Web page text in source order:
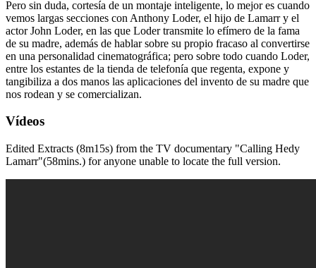
Pero sin duda, cortesía de un montaje inteligente, lo mejor es cuando
vemos largas secciones con Anthony Loder, el hijo de Lamarr y el
actor John Loder, en las que Loder transmite lo efímero de la fama
de su madre, además de hablar sobre su propio fracaso al convertirse
en una personalidad cinematográfica; pero sobre todo cuando Loder,
entre los estantes de la tienda de telefonía que regenta, expone y
tangibiliza a dos manos las aplicaciones del invento de su madre que
nos rodean y se comercializan.
Vídeos
Edited Extracts (8m15s) from the TV documentary "Calling Hedy
Lamarr"(58mins.) for anyone unable to locate the full version.